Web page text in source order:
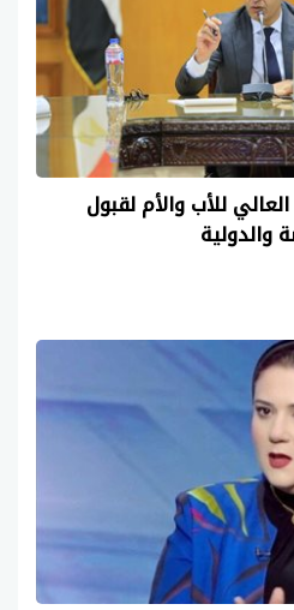
للأب والأم لقبول
والدولية